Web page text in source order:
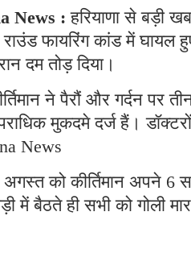
News :हरियाणा से बड़ी
फायरिंग कांड में घायल
दम तोड़ दिया।
ने पैरौं और गर्दन पर
मुकदमे दर्ज हैं।
News
को कीर्तिमान अपने 6
में बैठते ही सभी को गोली